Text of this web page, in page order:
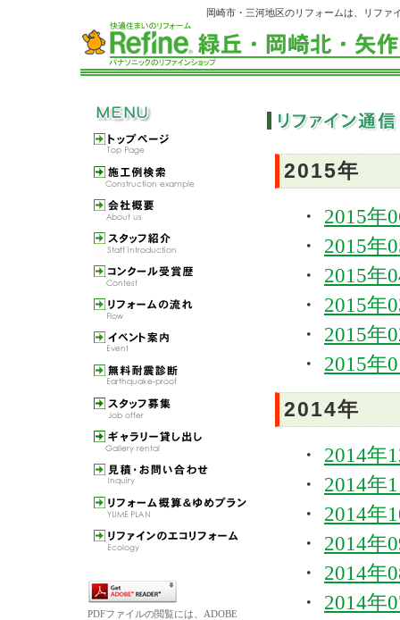
岡崎市・三河地区のリフォームは、リファ
PDFファイルの閲覧には、ADOBE
2015年
・ 2015年
・ 2015年
・ 2015年
・ 2015年
・ 2015年
・ 2015年
2014年
・ 2014年
・ 2014年
・ 2014年
・ 2014年
・ 2014年
・ 2014年